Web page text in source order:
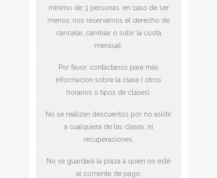
mínimo de 3 personas. en caso de ser
menos, nos reservamos el derecho de
cancelar, cambiar o subir la cuota
mensual.
Por favor, contáctanos para más
información sobre la clase ( otros
horarios o tipos de clases).
No se realizan descuentos por no asistir
a cualquiera de las clases, ni
recuperaciones.
No se guardará la plaza a quien no esté
al corriente de pago.